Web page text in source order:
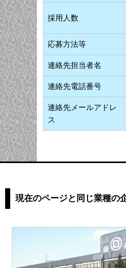
採用人数
応募方法等
連絡先担当者名
連絡先電話番号
連絡先メールアドレ
ス
現在のページと同じ業種の